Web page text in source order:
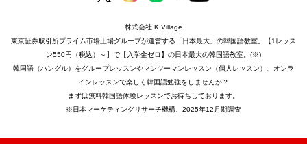
株式会社 K Village
東京証券取引所プライム市場上場グループが運営する「日本最大」の韓国語教室。【1レッス
ン550円（税込）～】で【入学金ゼロ】の日本最大の韓国語教室。(※)
韓国語（ハングル）をグループレッスンやマンツーマンレッスン（個人レッスン）、オンラ
インレッスンで楽しく韓国語勉強をしませんか？
まずは無料韓国語体験レッスンでお待ちしております。
※日本マーケティングリサーチ機構、2025年12月期調査